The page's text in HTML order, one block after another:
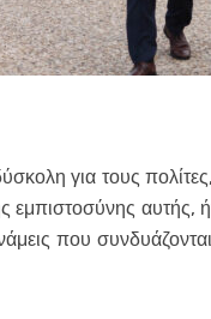
για τους
αυτής,
που